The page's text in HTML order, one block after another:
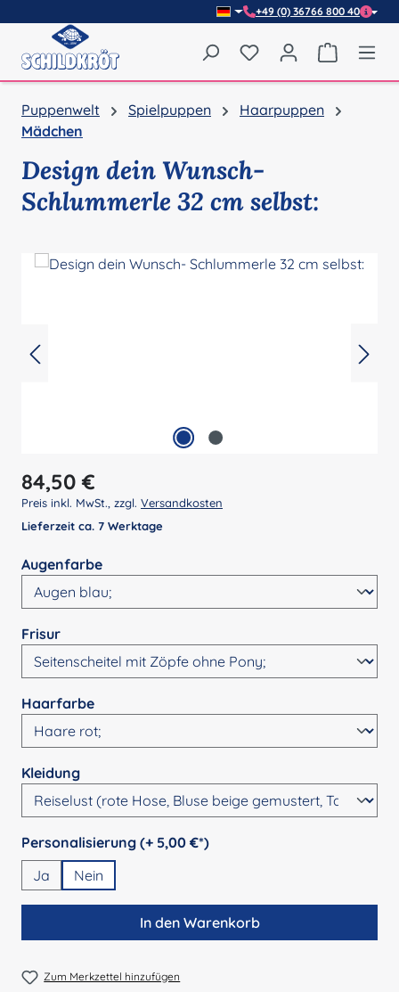
+49 (0) 36766 800 40
Du hast 0 Produkte
Puppenwelt Spielpuppen
Haarpuppen
Mädchen
Design dein Wunsch-
Schlummerle 32 cm selbst:
Regulärer Preis:
84,50 €
Preis inkl. MwSt., zzgl. Versandkosten
Lieferzeit ca. 7 Werktage
Augenfarbeauswählen
Frisurauswählen
Haarfarbeauswählen
Kleidungauswählen
Personalisierung (+ 5,00 €*)auswählen
Ja
Nein
In den Warenkorb
Zum Merkzettel hinzufügen